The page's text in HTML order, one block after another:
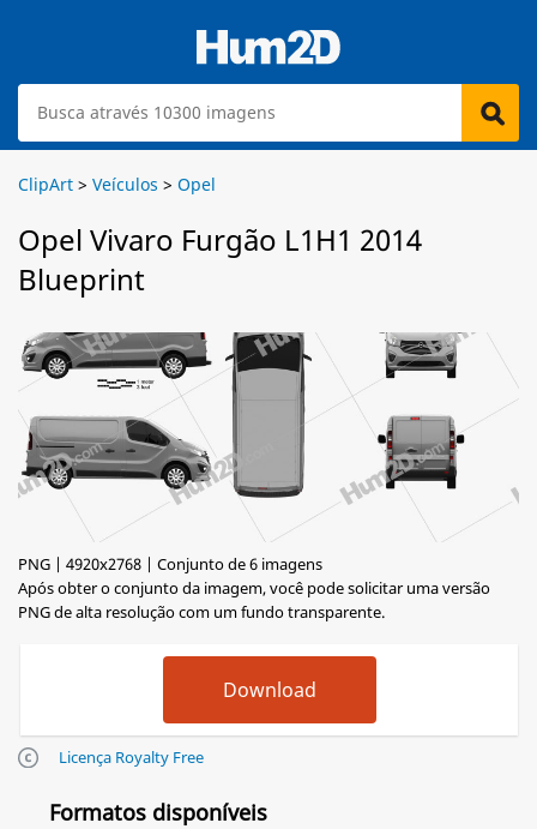
ClipArt > Veículos > Opel
Opel Vivaro Furgão L1H1 2014
Blueprint
PNG | 4920x2768 | Conjunto de 6 imagens
Após obter o conjunto da imagem, você pode solicitar uma versão
PNG de alta resolução com um fundo transparente.
Licença Royalty Free
Formatos disponíveis